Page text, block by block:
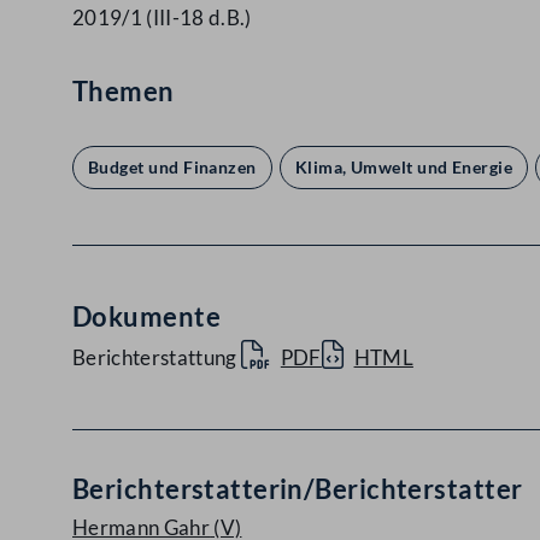
2019/1 (III-18 d.B.)
Themen
Budget und Finanzen Klima, Umwelt und Energie
Dokumente
Berichterstattung PDF HTML
Berichterstatterin/Berichterstatter
Hermann Gahr(V)